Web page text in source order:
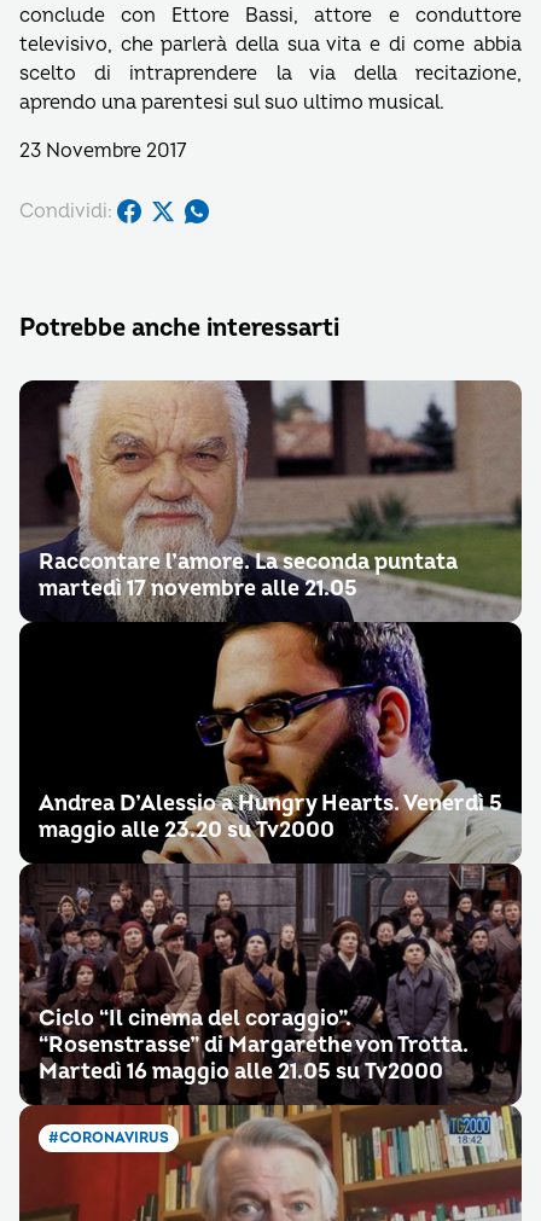
conclude con Ettore Bassi, attore e conduttore
televisivo, che parlerà della sua vita e di come abbia
scelto di intraprendere la via della recitazione,
aprendo una parentesi sul suo ultimo musical.
23 Novembre 2017
Condividi:
Potrebbe anche interessarti
Raccontare l’amore. La seconda puntata
martedì 17 novembre alle 21.05
Andrea D’Alessio a Hungry Hearts. Venerdì 5
maggio alle 23.20 su Tv2000
Ciclo “Il cinema del coraggio”.
“Rosenstrasse” di Margarethe von Trotta.
Martedì 16 maggio alle 21.05 su Tv2000
#CORONAVIRUS